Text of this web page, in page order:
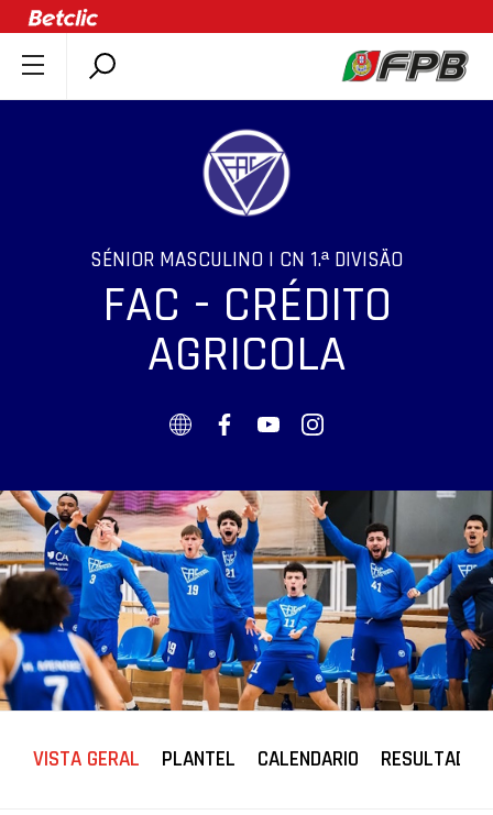
SOBRE A FPB
ASSOCIAÇÕES
CLUBES
ÁREA TÉCNICA
PROJETOS
LIGA BETCLIC MASCULINA
LIGA BETCLIC FEMININA
SÉNIOR MASCULINO | CN 1.ª DIVISÃO
FAC - CRÉDITO
AGRICOLA
VISTA GERAL PLANTEL CALENDARIO RESULTADOS